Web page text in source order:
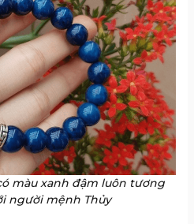
màu xanh đậm luôn tương
người mệnh Thủy